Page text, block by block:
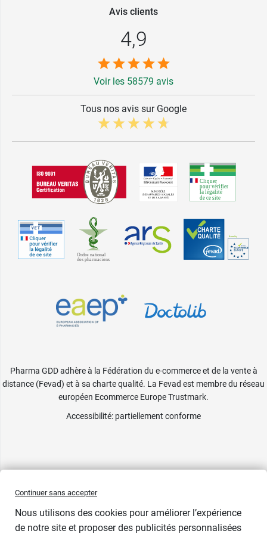
Avis clients
4,9
Voir les 58579 avis
Tous nos avis sur Google
Pharma GDD adhère à la Fédération du e-commerce et de la vente à
distance (Fevad) et à sa charte qualité. La Fevad est membre du réseau
européen Ecommerce Europe Trustmark.
Accessibilité: partiellement conforme
Continuer sans accepter
Nous utilisons des cookies pour améliorer l’expérience
de notre site et proposer des publicités personnalisées